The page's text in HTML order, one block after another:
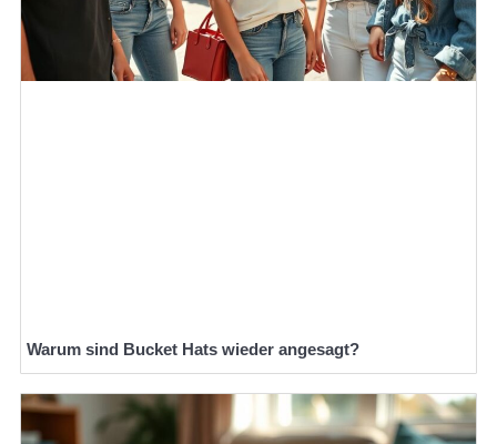
Warum sind Bucket Hats wieder angesagt?